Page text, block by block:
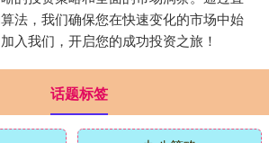
法，我们确保您在快速变化的市场中始
入我们，开启您的成功投资之旅！
话题标签